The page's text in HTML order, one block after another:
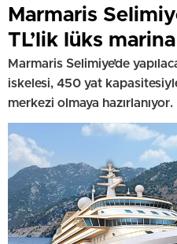
Marmaris
TL’lik lüks marina
Marmaris Selimiye’de
iskelesi, 450 yat
merkezi olmaya hazırlanıyor.